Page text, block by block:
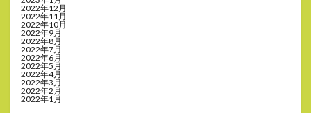
2022年12月
2022年11月
2022年10月
2022年9月
2022年8月
2022年7月
2022年6月
2022年5月
2022年4月
2022年3月
2022年2月
2022年1月